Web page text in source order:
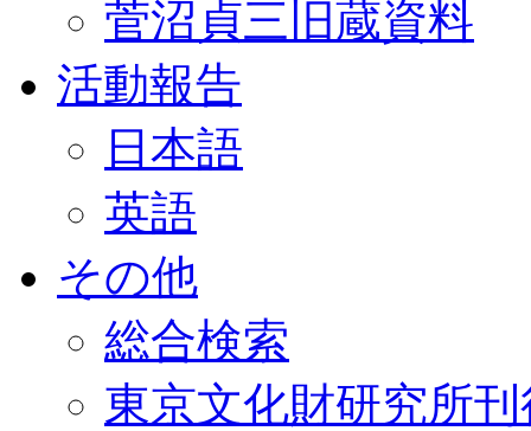
菅沼貞三旧蔵資料
活動報告
日本語
英語
その他
総合検索
東京文化財研究所